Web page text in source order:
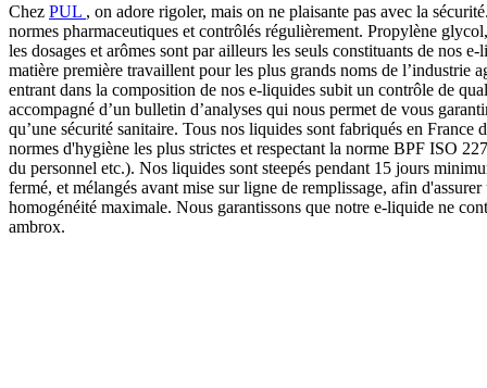
Chez PUL , on adore rigoler, mais on ne plaisante pas avec la
normes pharmaceutiques et contrôlés régulièrement. Propylène
les dosages et arômes sont par ailleurs les seuls constituants de nos
matière première travaillent pour les plus grands noms de l’industrie
entrant dans la composition de nos e-liquides subit un contrôle de
accompagné d’un bulletin d’analyses qui nous permet de vous
qu’une sécurité sanitaire. Tous nos liquides sont fabriqués en France
normes d'hygiène les plus strictes et respectant la norme BPF ISO
du personnel etc.). Nos liquides sont steepés pendant 15 jours
fermé, et mélangés avant mise sur ligne de remplissage, afin
homogénéité maximale. Nous garantissons que notre e-liquide ne
ambrox.